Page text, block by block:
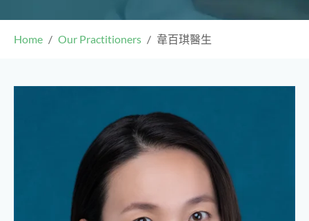
Home Our Practitioners 韋百琪醫生